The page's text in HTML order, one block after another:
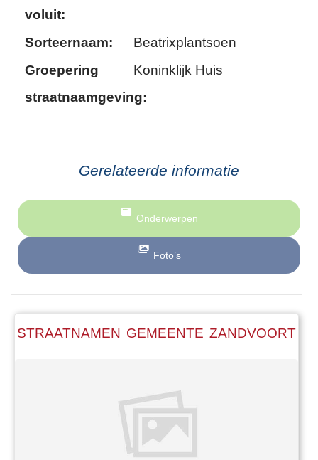
voluit:
Sorteernaam:
Beatrixplantsoen
Groepering
straatnaamgeving:
Koninklijk Huis
Gerelateerde informatie
Onderwerpen
Foto’s
STRAATNAMEN GEMEENTE ZANDVOORT